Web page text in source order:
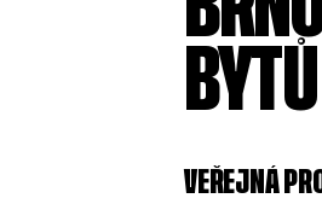
BYTŮ
VEŘEJNÁ